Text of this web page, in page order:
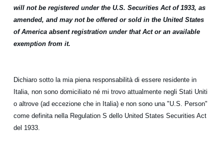
will not be registered under the U.S. Securities Act of 1933, as
amended, and may not be offered or sold in the United States
of America absent registration under that Act or an available
exemption from it.
Dichiaro sotto la mia piena responsabilità di essere residente in
Italia, non sono domiciliato né mi trovo attualmente negli Stati Uniti
o altrove (ad eccezione che in Italia) e non sono una "U.S. Person"
come definita nella Regulation S dello United States Securities Act
del 1933.